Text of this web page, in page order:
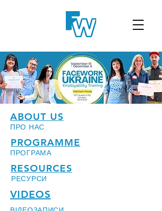
ABOUT US
ПРО НАС
PROGRAMME
ПРОГРАМА
RESOURCES
РЕСУРСИ
VIDEOS